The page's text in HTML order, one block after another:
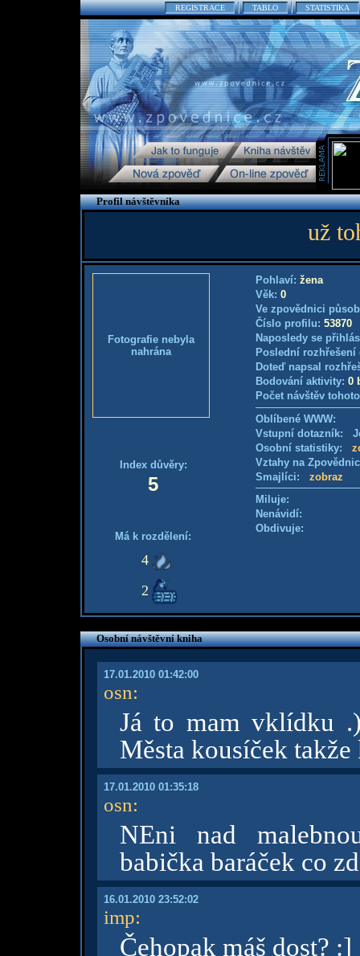
REGISTRACE TABLO STATISTIKA
Profil návštěvníka
už
Fotografie nebyla
nahrána
Index důvěry:
5
Má k rozdělení:
4
2
Pohlaví: žena
Věk: 0
Ve zpovědnici
Číslo profilu: 53870
Naposledy se
Poslední
Doteď napsal
Bodování aktivity: 0
Počet návštěv
Oblíbené WWW:
Vstupní dotazník:
Osobní statistiky:
Vztahy na
Smajlíci: zobraz
Miluje:
Nenávidí:
Obdivuje:
Osobní návštěvní kniha
17.01.2010 01:42:00
osn:
Já to mam vklídku
Města kousíček
17.01.2010 01:35:18
osn:
NEni nad
babička baráček co
16.01.2010 23:52:02
imp:
Čehopak máš dost? :]